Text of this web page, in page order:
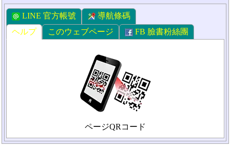
ヘルプ このウェブページ FB 臉書粉絲團
LINE 官方帳號 導航條碼
ページQRコード